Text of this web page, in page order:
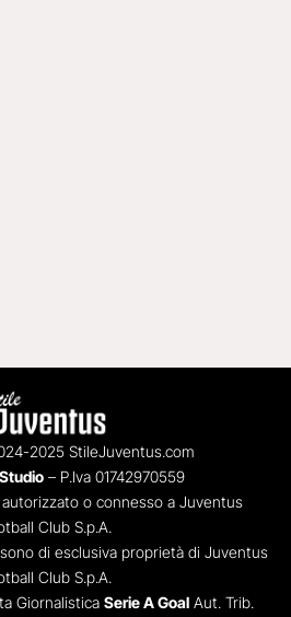
2025 StileJuventus.com
– P.Iva 01742970559
o connesso a Juventus
Club S.p.A.
di esclusiva proprietà di Juventus
Club S.p.A.
Giornalistica Serie A GoalAut. Trib.